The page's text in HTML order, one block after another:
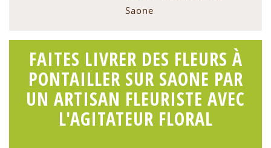
Saone
FAITES LIVRER DES FLEURS À
PONTAILLER SUR SAONE PAR
UN ARTISAN FLEURISTE AVEC
L'AGITATEUR FLORAL